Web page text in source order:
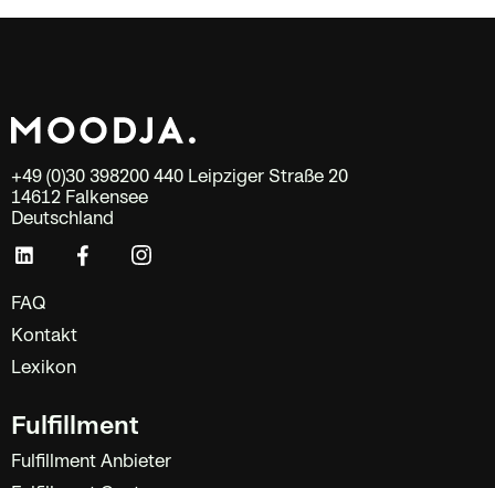
+49 (0)30 398200 440 Leipziger Straße 20
14612 Falkensee
Deutschland
FAQ
Kontakt
Lexikon
Fulfillment
Fulfillment Anbieter